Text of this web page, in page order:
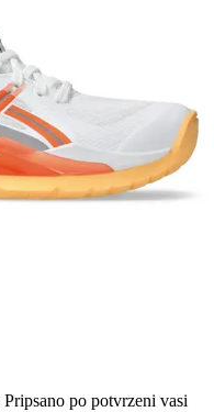
Pripsano po potvrzeni vasi